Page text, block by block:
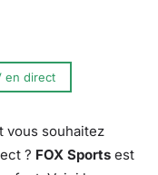
en direct
vous souhaitez
? FOX Sports est